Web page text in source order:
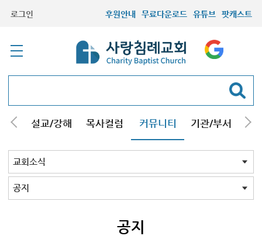
로그인 후원안내 무료다운로드 유튜브 팟캐스트
내 설교/강해 목사컬럼 커뮤니티 기관/부서 선
최근등록자료
자유게시판
교회소식
성도컬럼
새가족사진
새가족가이드
포토앨범
찬양쉼터
신앙도서
성경읽기퀴즈
기도부탁
교회소식 전체
공지
공지